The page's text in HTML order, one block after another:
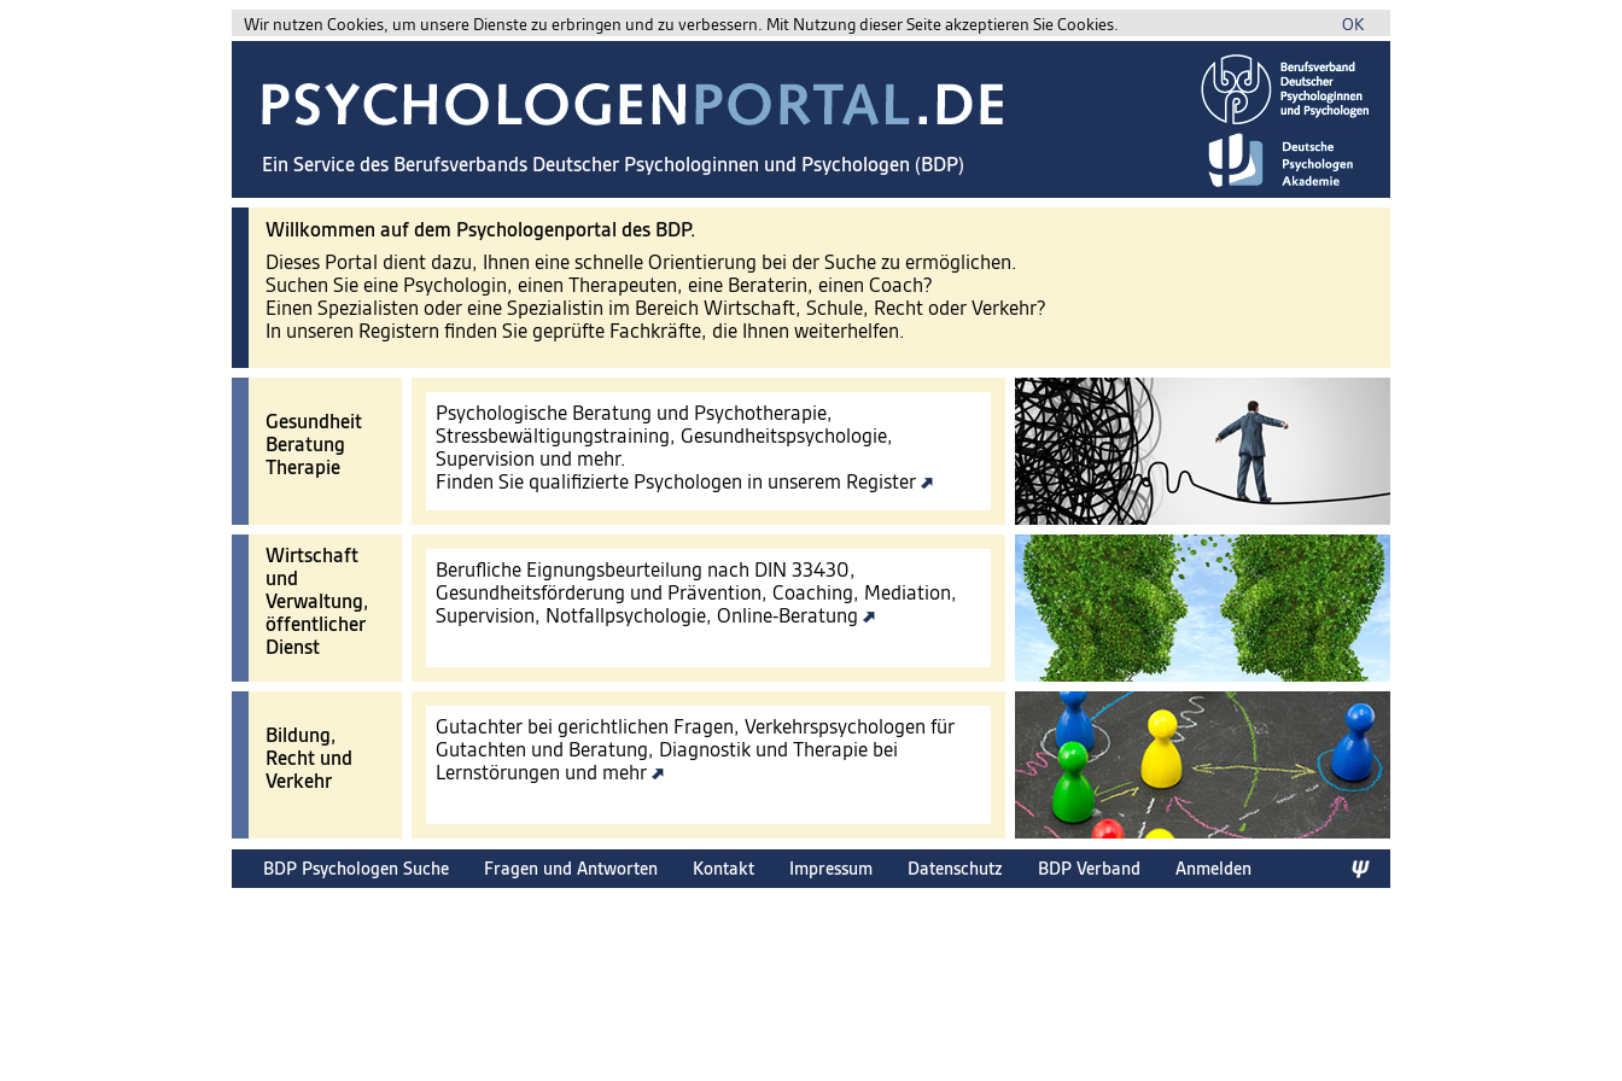
Wir nutzen Cookies, um unsere Dienste zu erbringen und zu verbessern. Mit Nutzung dieser Seite akzeptieren Sie Cookies. OK
Ein Service des Berufsverbands Deutscher Psychologinnen und Psychologen (BDP)
Willkommen auf dem Psychologenportal des BDP.
Dieses Portal dient dazu, Ihnen eine schnelle Orientierung bei der Suche zu ermöglichen.
Suchen Sie eine Psychologin, einen Therapeuten, eine Beraterin, einen Coach?
Einen Spezialisten oder eine Spezialistin im Bereich Wirtschaft, Schule, Recht oder Verkehr?
In unseren Registern finden Sie geprüfte Fachkräfte, die Ihnen weiterhelfen.
Gesundheit
Beratung
Therapie
Psychologische Beratung und Psychotherapie,
Stressbewältigungstraining, Gesundheitspsychologie,
Supervision und mehr.
Finden Sie qualifizierte Psychologen in unserem Register
Wirtschaft
und
Verwaltung,
öffentlicher
Dienst
Berufliche Eignungsbeurteilung nach DIN 33430,
Gesundheitsförderung und Prävention, Coaching, Mediation,
Supervision, Notfallpsychologie, Online-Beratung
Bildung,
Recht und
Verkehr
Gutachter bei gerichtlichen Fragen, Verkehrspsychologen für
Gutachten und Beratung, Diagnostik und Therapie bei
Lernstörungen und mehr
BDP Psychologen Suche Fragen und Antworten Kontakt Impressum Datenschutz BDP Verband Anmelden